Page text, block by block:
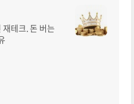
테크. 돈 버는